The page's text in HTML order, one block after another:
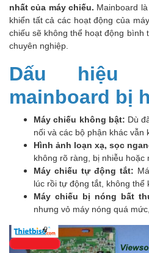
nhất của máy chiếu. Mainboard
khiển tất cả các hoạt động của
chiếu sẽ không thể hoạt động
chuyên nghiệp.
Dấu hiệu
mainboard bị
Máy chiếu không bật: Dù
nối và các bộ phận khác vẫn
Hình ảnh loạn xạ, sọc
không rõ ràng, bị nhiễu hoặc
Máy chiếu tự động tắt:
lúc rồi tự động tắt, không thể
Máy chiếu bị nóng bất
nhưng vỏ máy nóng quá